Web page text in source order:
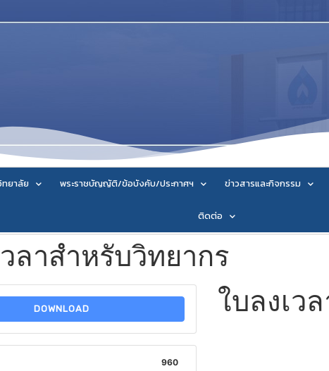
ทยาลัย พระราชบัญญัติ/ข้อบังคับ/ประกาศฯ ข่าวสารและกิจกรรม
ติดต่อ
ลาสำหรับวิทยากร
DOWNLOAD
960
ใบลงเว